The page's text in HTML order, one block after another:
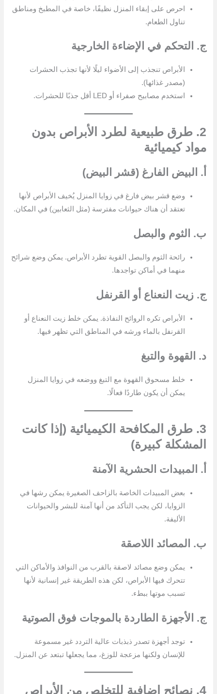
احرص على إبقاء المنزل نظيفًا، خاصة في المطبخ ومناطق
تناول الطعام.
ج. التحكم في الإضاءة الخارجية
الأبراص تنجذب إلى الأضواء ليلًا لأنها تجذب الحشرات
(مصدر غذائها).
استخدم مصابيح صفراء أو LED أقل جذبًا للحشرات.
2. طرق طبيعية لطرد الأبراص بدون
مواد كيميائية
أ. البيض الفارغ (قشر البيض)
وضع قشر بيض فارغ في زوايا المنزل يُخيف الأبراص لأنها
تعتقد أن هناك حيوانات مفترسة (مثل الثعابين) في المكان.
ب. الثوم والبصل
رائحة الثوم والبصل القوية تطرد الأبراص. يمكن وضع شرائح
منهما في أماكن تواجدها.
ج. زيت النعناع أو القرنفل
الأبراص تكره الروائح النفاذة. يمكن خلط زيت النعناع أو
القرنفل بالماء ورشه في المناطق التي تظهر فيها.
د. القهوة والتبغ
خلط مسحوق القهوة مع التبغ ووضعه في زوايا المنزل
يمكن أن يكون طاردًا فعالًا.
3. طرق المكافحة الكيميائية (إذا كانت
المشكلة كبيرة)
أ. المبيدات الحشرية الآمنة
بعض المبيدات الخاصة بالزاحف الصغيرة يمكن رشها في
الزوايا، لكن يجب التأكد من أنها آمنة للبشر والحيوانات
الأليفة.
ب. المصائد اللاصقة
يمكن وضع مصائد لاصقة بالقرب من النوافذ والأماكن التي
تتحرك فيها الأبراص، لكن هذه الطريقة غير إنسانية لأنها
تسبب موتها ببطء.
ج. الأجهزة الطاردة بالموجات فوق الصوتية
توجد أجهزة تصدر ذبذبات عالية التردد غير مسموعة
للإنسان ولكنها مزعجة للوزغ، مما يجعلها تبتعد عن المنزل.
4. نصائح إضافية للتخلص من الأبراص